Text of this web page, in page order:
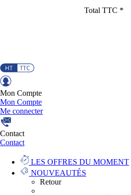
Total TTC *
Mon Compte
Mon Compte
Me connecter
Contact
Contact
LES OFFRES DU MOMENT
NOUVEAUTÉS
Retour